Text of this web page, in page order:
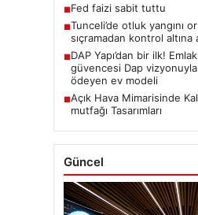
■Fed faizi sabit tuttu
■Tunceli’de otluk yangını
sıçramadan kontrol altına
■DAP Yapı’dan bir ilk!
güvencesi Dap
ödeyen ev modeli
■Açık Hava Mimarisinde
mutfağı Tasarımları
Güncel